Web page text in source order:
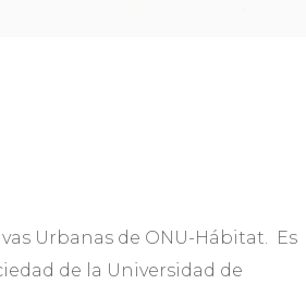
Urbanas de ONU-Hábitat. Es
de la Universidad de